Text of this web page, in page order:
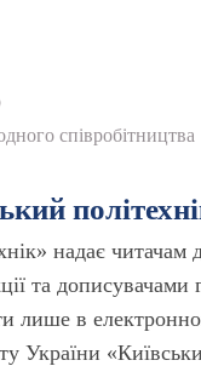
співробітництва
надає
та
в
України